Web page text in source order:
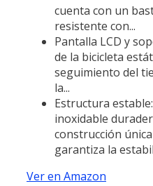
cuenta con un
resistente con...
Pantalla LCD y
de la bicicleta
seguimiento del
la...
Estructura
inoxidable
construcción
garantiza la
Ver en Amazon